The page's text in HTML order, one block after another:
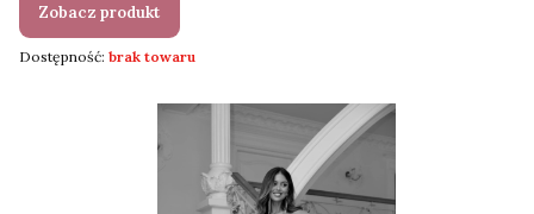
Zobacz produkt
Dostępność: brak towaru